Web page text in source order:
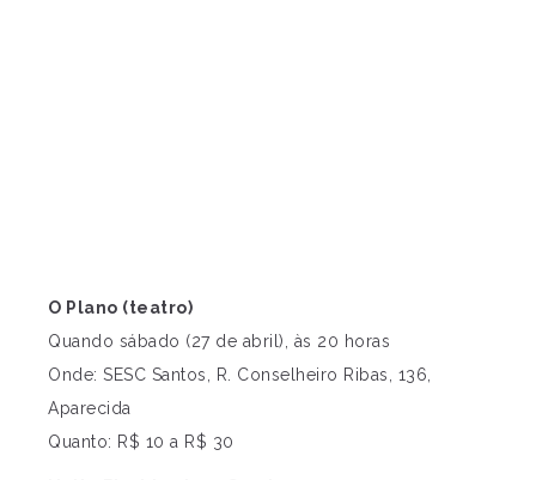
O Plano (teatro)
Quando sábado (27 de abril), às 20 horas
Onde: SESC Santos, R. Conselheiro Ribas, 136,
Aparecida
Quanto: R$ 10 a R$ 30